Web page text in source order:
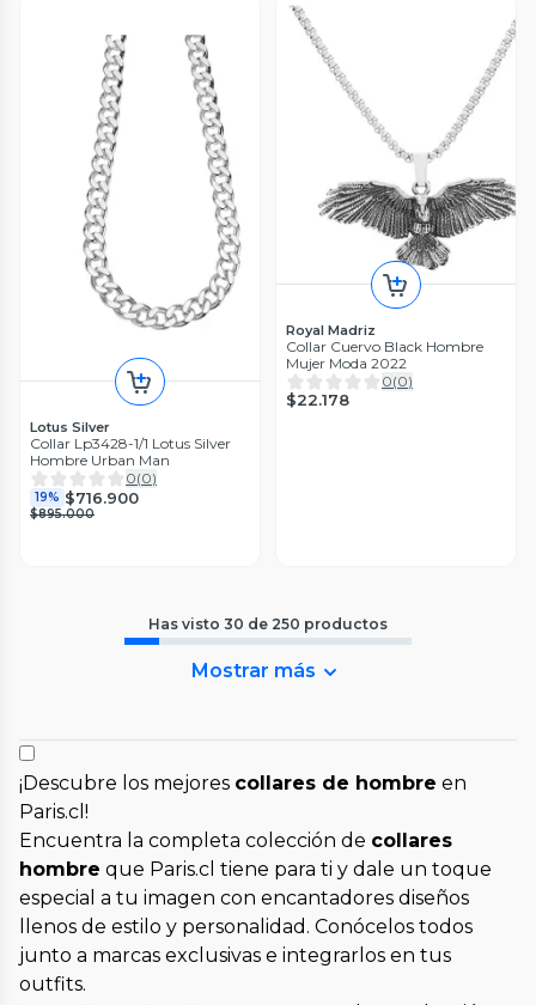
Lotus Silver
Collar Lp3428-1/1 Lotus Silver
Hombre Urban Man
0(0)
19% $716.900
$895.000
Royal Madriz
Collar Cuervo Black Hombre
Mujer Moda 2022
0(0)
$22.178
Has visto 30 de 250 productos
Mostrar más
¡Descubre los mejores collares de hombre en
Paris.cl!
Encuentra la completa colección de collares
hombre que Paris.cl tiene para ti y dale un toque
especial a tu imagen con encantadores diseños
llenos de estilo y personalidad. Conócelos todos
junto a marcas exclusivas e integrarlos en tus
outfits.